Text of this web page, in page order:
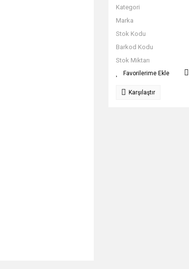
Kategori
Marka
Stok Kodu
Barkod Kodu
Stok Miktarı
Karşılaştır